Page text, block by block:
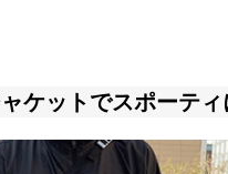
ケットでスポーティ